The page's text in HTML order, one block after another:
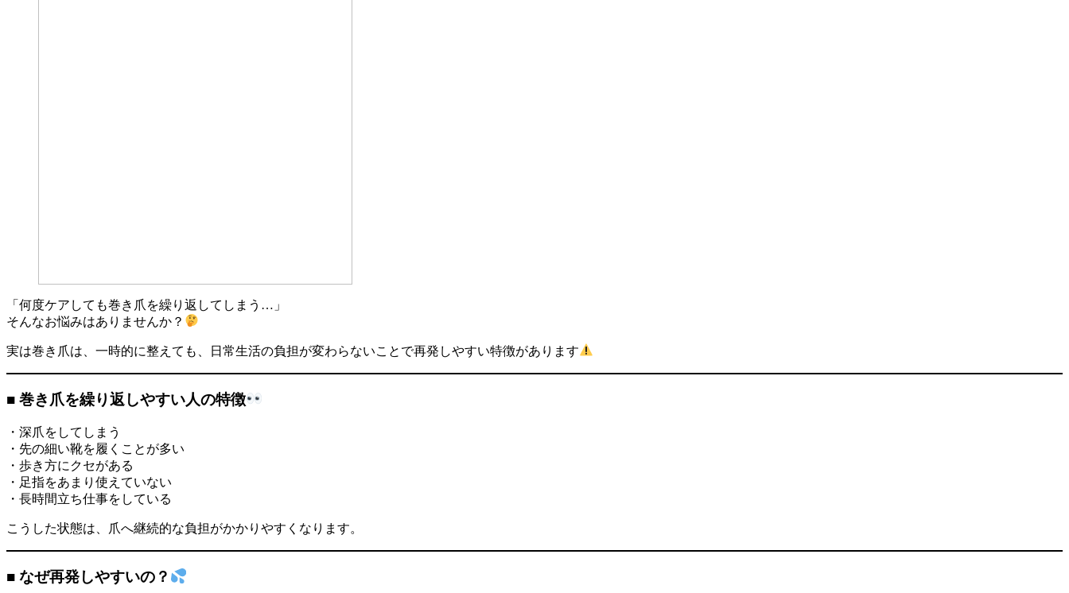
「何度ケアしても巻き爪を繰り返してしまう…」
そんなお悩みはありませんか？
実は巻き爪は、一時的に整えても、日常生活の負担が変わらないことで再発しやすい特徴があります
■ 巻き爪を繰り返しやすい人の特徴
・深爪をしてしまう
・先の細い靴を履くことが多い
・歩き方にクセがある
・足指をあまり使えていない
・長時間立ち仕事をしている
こうした状態は、爪へ継続的な負担がかかりやすくなります。
■ なぜ再発しやすいの？